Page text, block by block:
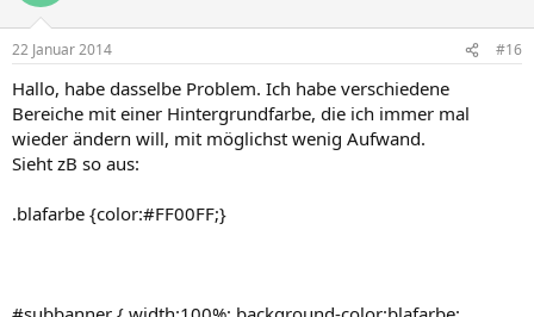
22 Januar 2014 #16
Hallo, habe dasselbe Problem. Ich habe verschiedene
Bereiche mit einer Hintergrundfarbe, die ich immer mal
wieder ändern will, mit möglichst wenig Aufwand.
Sieht zB so aus:
.blafarbe {color:#FF00FF;}